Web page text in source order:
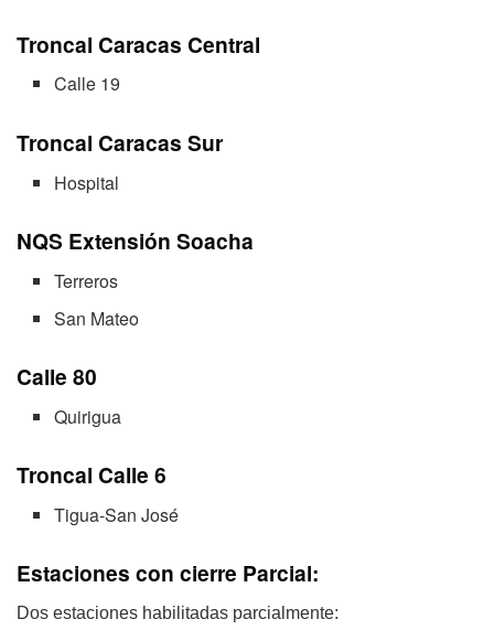
Troncal Caracas Central
Calle 19
Troncal Caracas Sur
Hospital
NQS Extensión Soacha
Terreros
San Mateo
Calle 80
Quirigua
Troncal Calle 6
Tigua-San José
Estaciones con cierre Parcial:
Dos estaciones habilitadas parcialmente: